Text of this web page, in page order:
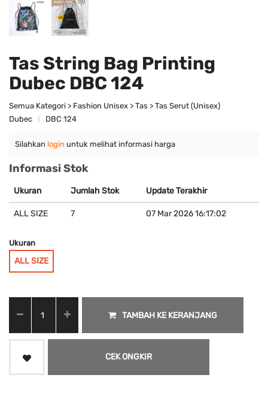
Tas String Bag Printing
Dubec DBC 124
Semua Kategori > Fashion Unisex > Tas > Tas Serut (Unisex)
Dubec
DBC 124
Silahkan login untuk melihat informasi harga
Informasi Stok
Ukuran Jumlah Stok Update Terakhir
ALL SIZE 7 07 Mar 2026 16:17:02
Ukuran
ALL SIZE
TAMBAH KE KERANJANG
CEK ONGKIR